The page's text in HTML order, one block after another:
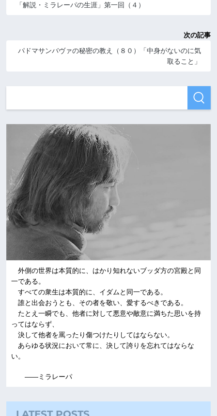
「解説・ミラレーパの生涯」第一回（４）
次の記事
パドマサンバヴァの秘密の教え（８０）「中身がないのに気
取ること」
外側の世界は本質的に、はかり知れないブッダ方の宮殿と同
一である。
すべての衆生は本質的に、イダムと同一である。
誰と出会おうとも、その者を敬い、愛するべきである。
たとえ一瞬でも、他者に対して悪意や敵意に満ちた思いを持
ってはならず、
決して他者を罵ったり傷つけたりしてはならない。
あらゆる状況において常に、決して誇りを忘れてはならな
い。
――ミラレーパ